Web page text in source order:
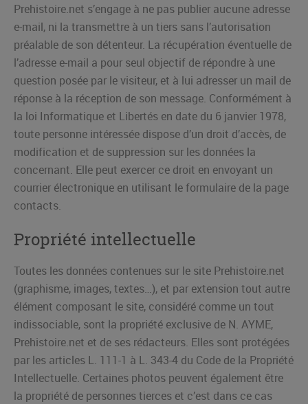
Prehistoire.net s’engage à ne pas publier aucune adresse
e-mail, ni la transmettre à un tiers sans l’autorisation
préalable de son détenteur. La récupération éventuelle de
l’adresse e-mail a pour seul objectif de répondre à une
question posée par le visiteur, et à lui adresser un mail de
réponse à la réception de son message. Conformément à
la loi Informatique et Libertés en date du 6 janvier 1978,
toute personne intéressée dispose d’un droit d’accès, de
modification et de suppression sur les données la
concernant. Elle peut exercer ce droit en envoyant un
courrier électronique en utilisant le formulaire de la page
contacts.
Propriété intellectuelle
Toutes les données contenues sur le site Prehistoire.net
(graphisme, images, textes…), et par extension tout autre
élément composant le site, considéré comme un tout
indissociable, sont la propriété exclusive de N. AYME,
Prehistoire.net et de ses rédacteurs. Elles sont protégées
par les articles L. 111-1 à L. 343-4 du Code de la Propriété
Intellectuelle. Certaines photos peuvent également être
la propriété de personnes tierces et c’est dans ce cas